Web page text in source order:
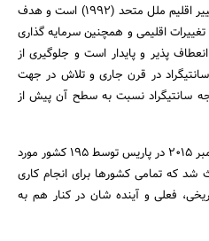
توافق نامه پاریس ذیل کنوانسیون تغییر اقلیم ملل متحد (1992) است و هدف
اقلیمی و همچنین سرمایه گذاری
پذیر و پایدار است و جلوگیری از
زمین بیش از 2 درجه سانتیگراد در قرن جاری و تلاش در جهت
افزایش دما به زیر 1.5 درجه سانتیگراد نسبت به سطح آن پیش از
توافقنامه پاریس که در تاریخ 12 دسامبر 2015 در پاریس توسط 195 کشور مورد
شد که تمامی کشورها برای انجام کاری
فعلی و آینده شان در کنار هم به